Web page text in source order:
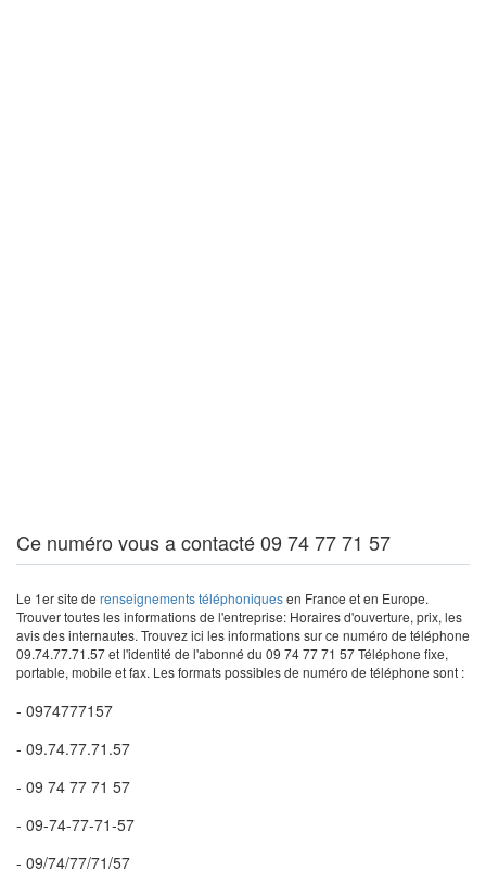
Ce numéro vous a contacté 09 74 77 71 57
Le 1er site de renseignements téléphoniquesen France et en Europe.
Trouver toutes les informations de l'entreprise: Horaires d'ouverture, prix, les
avis des internautes. Trouvez ici les informations sur ce numéro de téléphone
09.74.77.71.57 et l'identité de l'abonné du 09 74 77 71 57 Téléphone fixe,
portable, mobile et fax. Les formats possibles de numéro de téléphone sont :
- 0974777157
- 09.74.77.71.57
- 09 74 77 71 57
- 09-74-77-71-57
- 09/74/77/71/57